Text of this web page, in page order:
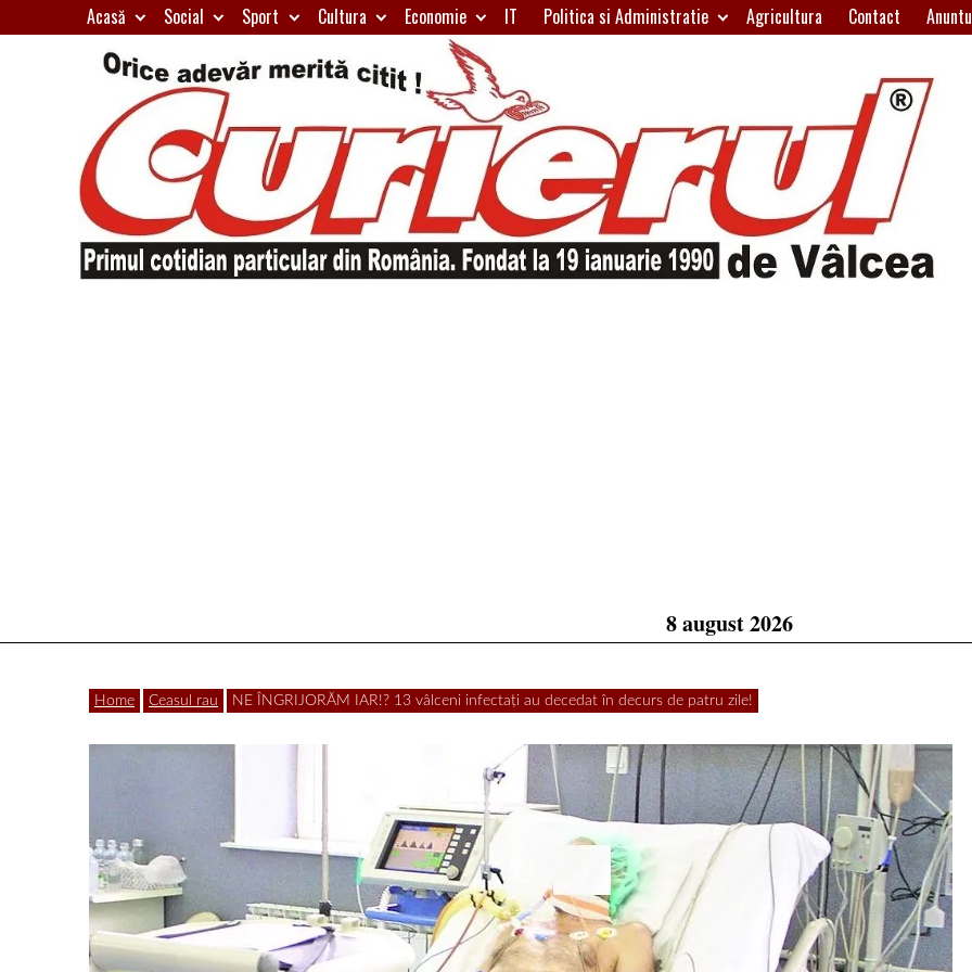
to
Acasă Social Sport Cultura Economie IT Politica si Administratie Agricultura Contact
8 august 2026
Home Ceasul rau NE ÎNGRIJORĂM IAR!? 13 vâlceni infectați au decedat în decurs de patru zile!